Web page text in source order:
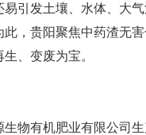
引发土壤、水体、大
，贵阳聚焦中药渣无
、变废为宝。
物有机肥业有限公司